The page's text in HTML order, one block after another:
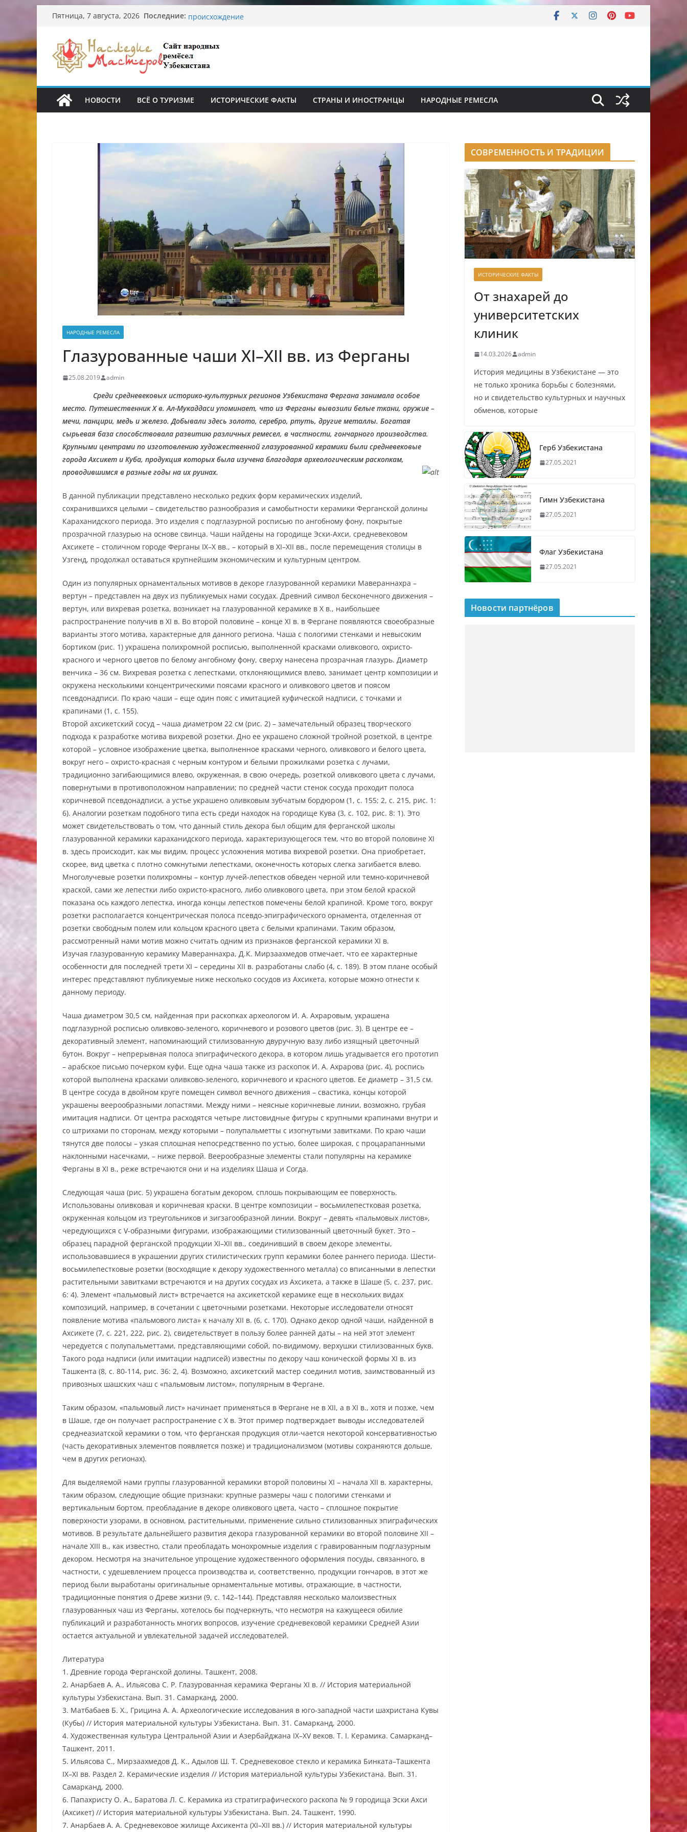
Перейти
содержимому
Пятница, 7 августа, 2026 Последние: Узбекские традиционные узоры: символика и
Опасная диета Алины Загитовой
От знахарей до университетских клиник
Обрушение на одном из ключевых перекрёстков
НОВОСТИ ВСЁ О ТУРИЗМЕ ИСТОРИЧЕСКИЕ ФАКТЫ СТРАНЫ И ИНОСТРАНЦЫ НАРОДНЫЕ РЕМЕСЛА
НАРОДНЫЕ РЕМЕСЛА
Глазурованные чаши XI–XII вв. из Ферганы
25.08.2019 admin
Среди средневековых историко-культурных регионов Узбекистана Фергана занимала особое
место. Путешественник Х в. Ал-Мукаддаси упоминает, что из Ферганы вывозили белые ткани, оружие –
мечи, панцири, медь и железо. Добывали здесь золото, серебро, ртуть, другие металлы. Богатая
сырьевая база способствовала развитию различных ремесел, в частности, гончарного производства.
Крупными центрами по изготовлению художественной глазурованной керамики были средневековые
города Ахсикет и Куба, продукция которых была изучена благодаря археологическим раскопкам,
проводившимся в разные годы на их руинах.
В данной публикации представлено несколько редких форм керамических изделий,
сохранившихся целыми – свидетельство разнообразия и самобытности керамики Ферганской долины
Караханидского периода. Это изделия с подглазурной росписью по ангобному фону, покрытые
прозрачной глазурью на основе свинца. Чаши найдены на городище Эски-Ахси, средневековом
Ахсикете – столичном городе Ферганы IX–X вв., – который в XI–XII вв., после перемещения столицы в
Узгенд, продолжал оставаться крупнейшим экономическим и культурным центром.
Один из популярных орнаментальных мотивов в декоре глазурованной керамики Мавераннахра –
вертун – представлен на двух из публикуемых нами сосудах. Древний символ бесконечного движения –
вертун, или вихревая розетка, возникает на глазурованной керамике в Х в., наибольшее
распространение получив в XI в. Во второй половине – конце XI в. в Фергане появляются своеобразные
варианты этого мотива, характерные для данного региона. Чаша с пологими стенками и невысоким
бортиком (рис. 1) украшена полихромной росписью, выполненной красками оливкового, охристо-
красного и черного цветов по белому ангобному фону, сверху нанесена прозрачная глазурь. Диаметр
венчика – 36 см. Вихревая розетка с лепестками, отклоняющимися влево, занимает центр композиции и
окружена несколькими концентрическими поясами красного и оливкового цветов и поясом
псевдонадписи. По краю чаши – еще один пояс с имитацией куфической надписи, с точками и
крапинами (1, с. 155).
Второй ахсикетский сосуд – чаша диаметром 22 см (рис. 2) – замечательный образец творческого
подхода к разработке мотива вихревой розетки. Дно ее украшено сложной тройной розеткой, в центре
которой – условное изображение цветка, выполненное красками черного, оливкового и белого цвета,
вокруг него – охристо-красная с черным контуром и белыми прожилками розетка с лучами,
традиционно загибающимися влево, окруженная, в свою очередь, розеткой оливкового цвета с лучами,
повернутыми в противоположном направлении; по средней части стенок сосуда проходит полоса
коричневой псевдонадписи, а устье украшено оливковым зубчатым бордюром (1, с. 155; 2, с. 215, рис. 1:
6). Аналогии розеткам подобного типа есть среди находок на городище Кува (3, с. 102, рис. 8: 1). Это
может свидетельствовать о том, что данный стиль декора был общим для ферганской школы
глазурованной керамики караханидского периода, характеризующегося тем, что во второй половине XI
в. здесь происходит, как мы видим, процесс усложнения мотива вихревой розетки. Она приобретает,
скорее, вид цветка с плотно сомкнутыми лепестками, оконечность которых слегка загибается влево.
Многолучевые розетки полихромны – контур лучей-лепестков обведен черной или темно-коричневой
краской, сами же лепестки либо охристо-красного, либо оливкового цвета, при этом белой краской
показана ось каждого лепестка, иногда концы лепестков помечены белой крапиной. Кроме того, вокруг
розетки располагается концентрическая полоса псевдо-эпиграфического орнамента, отделенная от
розетки свободным полем или кольцом красного цвета с белыми крапинами. Таким образом,
рассмотренный нами мотив можно считать одним из признаков ферганской керамики XI в.
Изучая глазурованную керамику Мавераннахра, Д.К. Мирзаахмедов отмечает, что ее характерные
особенности для последней трети XI – середины XII в. разработаны слабо (4, с. 189). В этом плане особый
интерес представляют публикуемые ниже несколько сосудов из Ахсикета, которые можно отнести к
данному периоду.
Чаша диаметром 30,5 см, найденная при раскопках археологом И. А. Ахраровым, украшена
подглазурной росписью оливково-зеленого, коричневого и розового цветов (рис. 3). В центре ее –
декоративный элемент, напоминающий стилизованную двуручную вазу либо изящный цветочный
бутон. Вокруг – непрерывная полоса эпиграфического декора, в котором лишь угадывается его прототип
– арабское письмо почерком куфи. Еще одна чаша также из раскопок И. А. Ахрарова (рис. 4), роспись
которой выполнена красками оливково-зеленого, коричневого и красного цветов. Ее диаметр – 31,5 см.
В центре сосуда в двойном круге помещен символ вечного движения – свастика, концы которой
украшены веерообразными лопастями. Между ними – неясные коричневые линии, возможно, грубая
имитация надписи. От центра расходятся четыре листовидные фигуры с крупными крапинами внутри и
со штрихами по сторонам, между которыми – полупальметты с изогнутыми завитками. По краю чаши
тянутся две полосы – узкая сплошная непосредственно по устью, более широкая, с процарапанными
наклонными насечками, – ниже первой. Веерообразные элементы стали популярны на керамике
Ферганы в XI в., реже встречаются они и на изделиях Шаша и Согда.
Следующая чаша (рис. 5) украшена богатым декором, сплошь покрывающим ее поверхность.
Использованы оливковая и коричневая краски. В центре композиции – восьмилепестковая розетка,
окруженная кольцом из треугольников и зигзагообразной линии. Вокруг – девять «пальмовых листов»,
чередующихся с V-образными фигурами, изображающими стилизованный цветочный букет. Это –
образец парадной ферганской продукции XI–ХII вв., соединивший в своем декоре элементы,
использовавшиеся в украшении других стилистических групп керамики более раннего периода. Шести-
восьмилепестковые розетки (восходящие к декору художественного металла) со вписанными в лепестки
растительными завитками встречаются и на других сосудах из Ахсикета, а также в Шаше (5, с. 237, рис.
6: 4). Элемент «пальмовый лист» встречается на ахсикетской керамике еще в нескольких видах
композиций, например, в сочетании с цветочными розетками. Некоторые исследователи относят
появление мотива «пальмового листа» к началу XII в. (6, с. 170). Однако декор одной чаши, найденной в
Ахсикете (7, с. 221, 222, рис. 2), свидетельствует в пользу более ранней даты – на ней этот элемент
чередуется с полупальметтами, представляющими собой, по-видимому, верхушки стилизованных букв.
Такого рода надписи (или имитации надписей) известны по декору чаш конической формы XI в. из
Ташкента (8, с. 80-114, рис. 36: 2, 4). Возможно, ахсикетский мастер соединил мотив, заимствованный из
привозных шашских чаш с «пальмовым листом», популярным в Фергане.
Таким образом, «пальмовый лист» начинает применяться в Фергане не в XII, а в XI в., хотя и позже, чем
в Шаше, где он получает распространение с Х в. Этот пример подтверждает выводы исследователей
среднеазиатской керамики о том, что ферганская продукция отли-чается некоторой консервативностью
(часть декоративных элементов появляется позже) и традиционализмом (мотивы сохраняются дольше,
чем в других регионах).
Для выделяемой нами группы глазурованной керамики второй половины XI – начала XII в. характерны,
таким образом, следующие общие признаки: крупные размеры чаш с пологими стенками и
вертикальным бортом, преобладание в декоре оливкового цвета, часто – сплошное покрытие
поверхности узорами, в основном, растительными, применение сильно стилизованных эпиграфических
мотивов. В результате дальнейшего развития декора глазурованной керамики во второй половине XII –
начале XIII в., как известно, стали преобладать монохромные изделия с гравированным подглазурным
декором. Несмотря на значительное упрощение художественного оформления посуды, связанного, в
частности, с удешевлением процесса производства и, соответственно, продукции гончаров, в этот же
период были выработаны оригинальные орнаментальные мотивы, отражающие, в частности,
традиционные понятия о Древе жизни (9, с. 142–144). Представляя несколько малоизвестных
глазурованных чаш из Ферганы, хотелось бы подчеркнуть, что несмотря на кажущееся обилие
публикаций и разработанность многих вопросов, изучение средневековой керамики Средней Азии
остается актуальной и увлекательной задачей исследователей.
Литература
1. Древние города Ферганской долины. Ташкент, 2008.
2. Анарбаев А. А., Ильясова С. Р. Глазурованная керамика Ферганы XI в. // История материальной
культуры Узбекистана. Вып. 31. Самарканд, 2000.
3. Матбабаев Б. Х., Грицина А. А. Археологические исследования в юго-западной части шахристана Кувы
(Кубы) // История материальной культуры Узбекистана. Вып. 31. Самарканд, 2000.
4. Художественная культура Центральной Азии и Азербайджана IX–XV веков. Т. I. Керамика. Самарканд–
Ташкент, 2011.
5. Ильясова С., Мирзаахмедов Д. К., Адылов Ш. Т. Средневековое стекло и керамика Бинката–Ташкента
IX–XI вв. Раздел 2. Керамические изделия // История материальной культуры Узбекистана. Вып. 31.
Самарканд, 2000.
6. Папахристу О. А., Баратова Л. С. Керамика из стратиграфического раскопа № 9 городища Эски Ахси
(Ахсикет) // История материальной культуры Узбекистана. Вып. 24. Ташкент, 1990.
7. Анарбаев А. А. Средневековое жилище Ахсикента (ХI–XII вв.) // История материальной культуры
СОВРЕМЕННОСТЬ И ТРАДИЦИИ
ИСТОРИЧЕСКИЕ ФАКТЫ
От знахарей до
университетских
клиник
14.03.2026 admin
История медицины в Узбекистане — это
не только хроника борьбы с болезнями,
но и свидетельство культурных и научных
обменов, которые
Герб Узбекистана
27.05.2021
Гимн Узбекистана
27.05.2021
Флаг Узбекистана
27.05.2021
Новости партнёров